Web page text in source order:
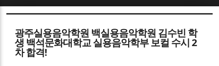
광주실용음악학원 백실용음악학원 김수빈 학
생 백석문화대학교 실용음악학부 보컬 수시 2
차 합격!
Sketchbook5, 스케치북5